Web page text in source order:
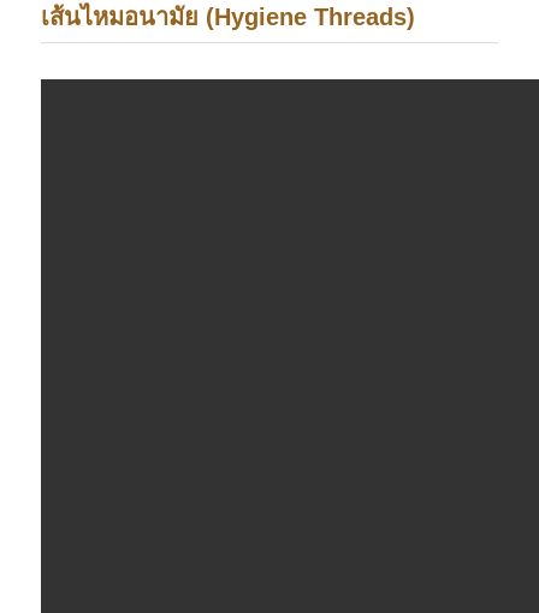
เส้นไหมอนามัย (Hygiene Threads)